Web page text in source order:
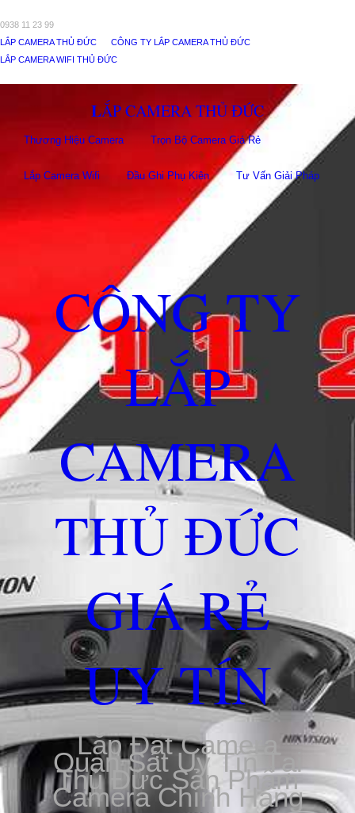
0938 11 23 99
LẮP CAMERA THỦ ĐỨC
CÔNG TY LẮP CAMERA THỦ ĐỨC
LẮP CAMERA WIFI THỦ ĐỨC
LẮP CAMERA THỦ ĐỨC
Thương Hiệu Camera Trọn Bộ Camera Giá Rẻ
Lắp Camera Wifi Đầu Ghi Phụ Kiên Tư Vấn Giải Pháp
CÔNG TY
LẮP
CAMERA
THỦ ĐỨC
GIÁ RẺ
UY TÍN
Lắp Đặt Camera
Quan Sát Uy Tín Tại
Thủ Đức Sản Phẩm
Camera Chính Hãng